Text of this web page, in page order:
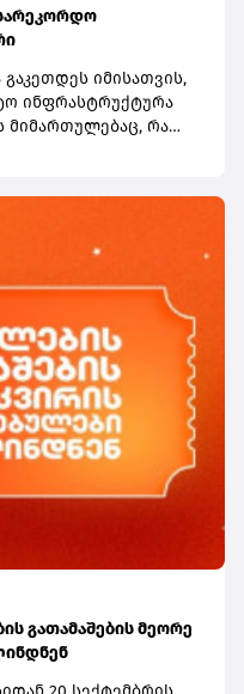
იმისათვის,
ინფრასტრუქტურა
მიმართულებაც, რა
ბათუმის პორტში
ასული.
ბათუმის
კუთხით და
რომ მომავალში
მაქსიმალურად
თქმა უნდა, ძალიან
იცით, რომ
წლისთვის უკვე
გემების
სამუშაოების
გათამაშების მეორე